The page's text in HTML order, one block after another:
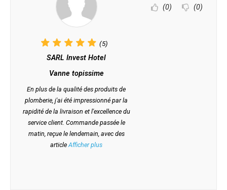
(5)
SARL Invest Hotel
Vanne topissime
En plus de la qualité des produits de
plomberie, j'ai été impressionné par la
rapidité de la livraison et l'excellence du
service client. Commande passée le
matin, reçue le lendemain, avec des
articleAfficher plus
(0) (0)